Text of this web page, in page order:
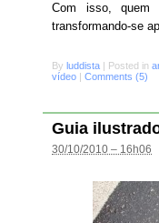
Com isso, quem
transformando-se
By luddista | Posted in
vídeo | Comments (5)
Guia
30/10/2010 – 16h06